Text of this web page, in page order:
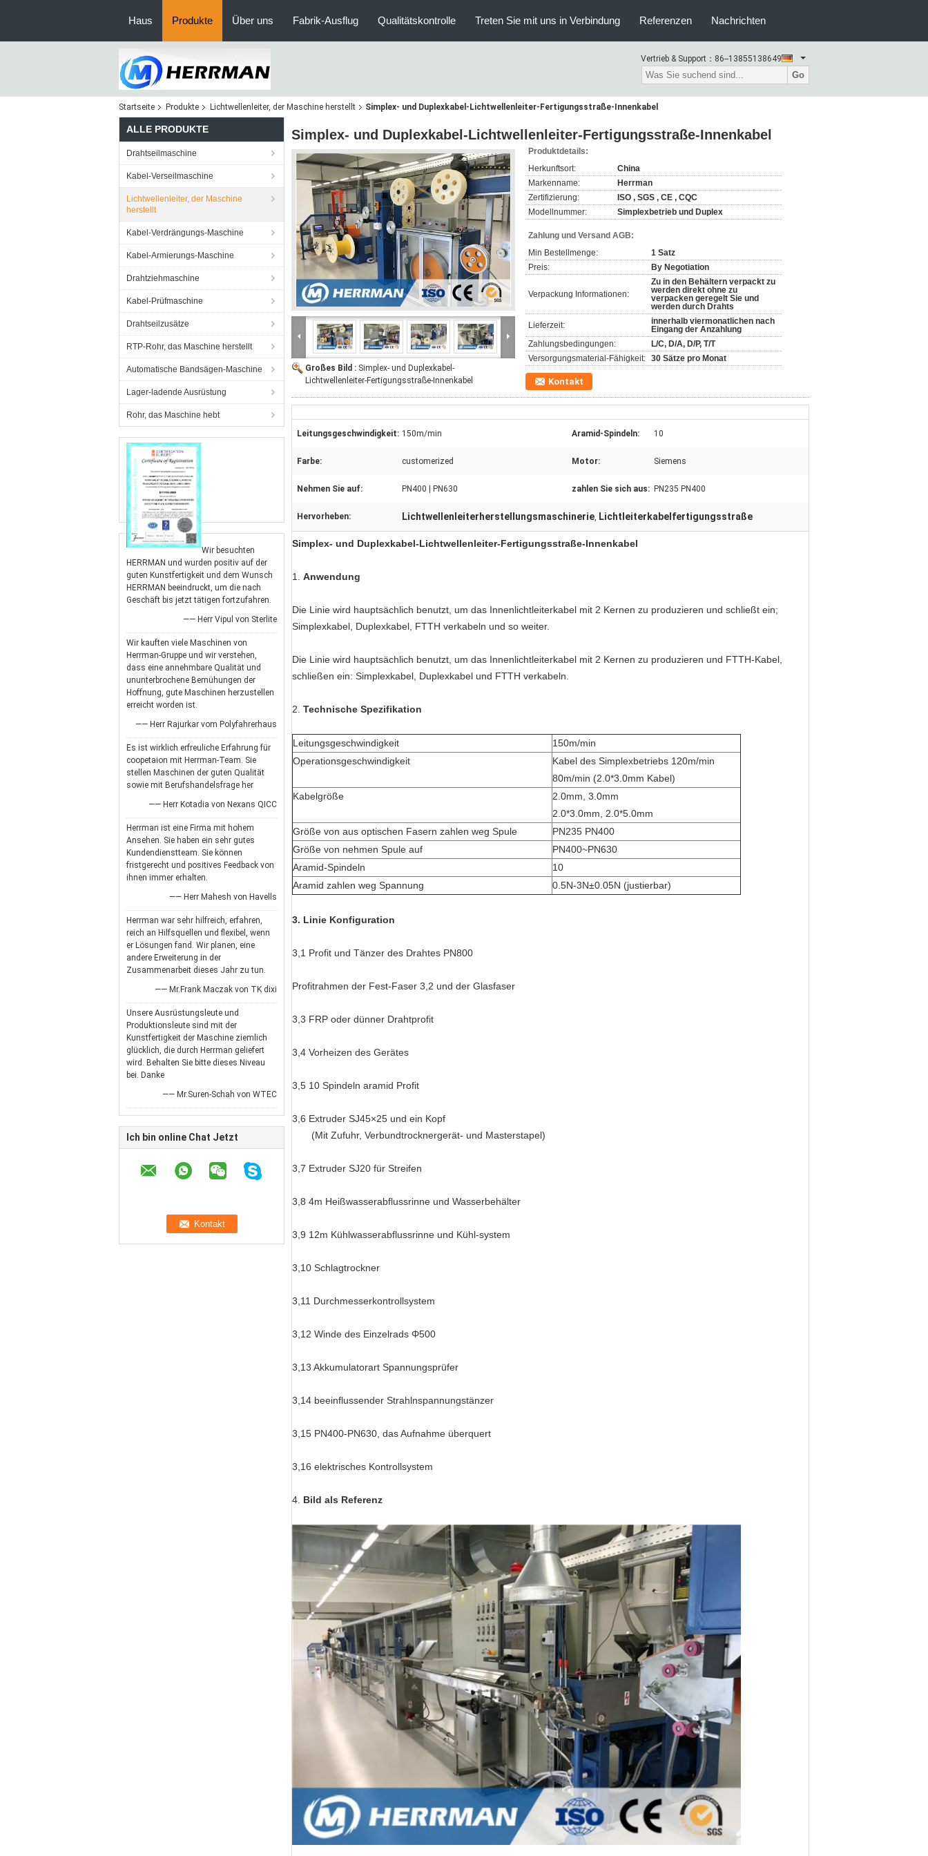
Haus Produkte Über uns Fabrik-Ausflug Qualitätskontrolle Treten Sie mit uns in Verbindung Referenzen Nachrichten
Vertrieb & Support： 86--13855138649
Go
Startseite Produkte Lichtwellenleiter, der Maschine herstellt Simplex- und Duplexkabel-Lichtwellenleiter-Fertigungsstraße-Innenkabel
ALLE PRODUKTE
Drahtseilmaschine
Kabel-Verseilmaschine
Lichtwellenleiter, der Maschine
herstellt
Kabel-Verdrängungs-Maschine
Kabel-Armierungs-Maschine
Drahtziehmaschine
Kabel-Prüfmaschine
Drahtseilzusätze
RTP-Rohr, das Maschine herstellt
Automatische Bandsägen-Maschine
Lager-ladende Ausrüstung
Rohr, das Maschine hebt
Wir besuchten
HERRMAN und wurden positiv auf der
guten Kunstfertigkeit und dem Wunsch
HERRMAN beeindruckt, um die nach
Geschäft bis jetzt tätigen fortzufahren.
—— Herr Vipul von Sterlite
Wir kauften viele Maschinen von
Herrman-Gruppe und wir verstehen,
dass eine annehmbare Qualität und
ununterbrochene Bemühungen der
Hoffnung, gute Maschinen herzustellen
erreicht worden ist.
—— Herr Rajurkar vom Polyfahrerhaus
Es ist wirklich erfreuliche Erfahrung für
coopetaion mit Herrman-Team. Sie
stellen Maschinen der guten Qualität
sowie mit Berufshandelsfrage her
—— Herr Kotadia von Nexans QICC
Herrman ist eine Firma mit hohem
Ansehen. Sie haben ein sehr gutes
Kundendienstteam. Sie können
fristgerecht und positives Feedback von
ihnen immer erhalten.
—— Herr Mahesh von Havells
Herrman war sehr hilfreich, erfahren,
reich an Hilfsquellen und flexibel, wenn
er Lösungen fand. Wir planen, eine
andere Erweiterung in der
Zusammenarbeit dieses Jahr zu tun.
—— Mr.Frank Maczak von TK dixi
Unsere Ausrüstungsleute und
Produktionsleute sind mit der
Kunstfertigkeit der Maschine ziemlich
glücklich, die durch Herrman geliefert
wird. Behalten Sie bitte dieses Niveau
bei. Danke
—— Mr.Suren-Schah von WTEC
Ich bin online Chat Jetzt
Simplex- und Duplexkabel-Lichtwellenleiter-Fertigungsstraße-Innenkabel
Großes Bild : Simplex- und Duplexkabel-
Lichtwellenleiter-Fertigungsstraße-Innenkabel
Produktdetails:
Herkunftsort:
China
Markenname:
Herrman
Zertifizierung:
ISO , SGS , CE , CQC
Modellnummer:
Simplexbetrieb und Duplex
Zahlung und Versand AGB:
Min Bestellmenge:
1 Satz
Preis:
By Negotiation
Verpackung Informationen:
Zu in den Behältern verpackt zu
werden direkt ohne zu
verpacken geregelt Sie und
werden durch Drahts
Lieferzeit:
innerhalb viermonatlichen nach
Eingang der Anzahlung
Zahlungsbedingungen:
L/C, D/A, D/P, T/T
Versorgungsmaterial-Fähigkeit: 30 Sätze pro Monat
Kontakt
Leitungsgeschwindigkeit: 150m/min Aramid-Spindeln: 10
Farbe: customerized Motor: Siemens
Nehmen Sie auf: PN400 | PN630 zahlen Sie sich aus: PN235 PN400
Hervorheben: Lichtwellenleiterherstellungsmaschinerie, Lichtleiterkabelfertigungsstraße
Simplex- und Duplexkabel-Lichtwellenleiter-Fertigungsstraße-Innenkabel
1. Anwendung
Die Linie wird hauptsächlich benutzt, um das Innenlichtleiterkabel mit 2 Kernen zu produzieren und schließt ein;
Simplexkabel, Duplexkabel, FTTH verkabeln und so weiter.
Die Linie wird hauptsächlich benutzt, um das Innenlichtleiterkabel mit 2 Kernen zu produzieren und FTTH-Kabel,
schließen ein: Simplexkabel, Duplexkabel und FTTH verkabeln.
2. Technische Spezifikation
Leitungsgeschwindigkeit
150m/min
Operationsgeschwindigkeit
Kabel des Simplexbetriebs 120m/min
80m/min (2.0*3.0mm Kabel)
Kabelgröße
2.0mm, 3.0mm
2.0*3.0mm, 2.0*5.0mm
Größe von aus optischen Fasern zahlen weg Spule
PN235 PN400
Größe von nehmen Spule auf
PN400~PN630
Aramid-Spindeln
10
Aramid zahlen weg Spannung
0.5N-3N±0.05N (justierbar)
3. Linie Konfiguration
3,1 Profit und Tänzer des Drahtes PN800
Profitrahmen der Fest-Faser 3,2 und der Glasfaser
3,3 FRP oder dünner Drahtprofit
3,4 Vorheizen des Gerätes
3,5 10 Spindeln aramid Profit
3,6 Extruder SJ45×25 und ein Kopf
(Mit Zufuhr, Verbundtrocknergerät- und Masterstapel)
3,7 Extruder SJ20 für Streifen
3,8 4m Heißwasserabflussrinne und Wasserbehälter
3,9 12m Kühlwasserabflussrinne und Kühl-system
3,10 Schlagtrockner
3,11 Durchmesserkontrollsystem
3,12 Winde des Einzelrads Φ500
3,13 Akkumulatorart Spannungsprüfer
3,14 beeinflussender Strahlnspannungstänzer
3,15 PN400-PN630, das Aufnahme überquert
3,16 elektrisches Kontrollsystem
4. Bild als Referenz